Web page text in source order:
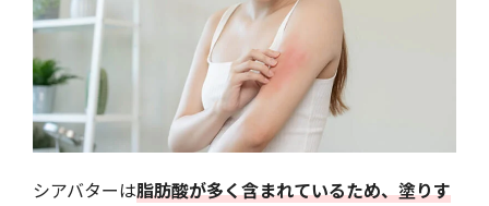
シアバターは脂肪酸が多く含まれているため、塗りす